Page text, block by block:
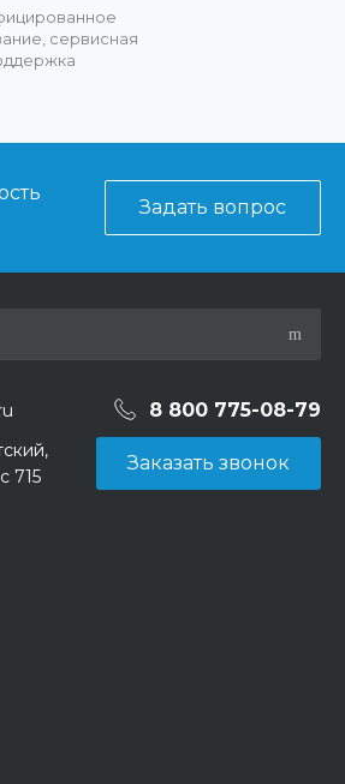
сервисная
Задать вопрос
8 800 775-08-79
715
Заказать звонок